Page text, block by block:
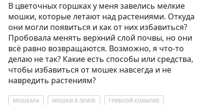
В цветочных горшках у меня завелись мелкие
мошки, которые летают над растениями. Откуда
они могли появиться и как от них избавиться?
Пробовала менять верхний слой почвы, но они
всё равно возвращаются. Возможно, я что-то
делаю не так? Какие есть способы или средства,
чтобы избавиться от мошек навсегда и не
навредить растениям?
МОШКАРА МОШКИ-В-ЗЕМЛЕ
ГРИБНОЙ-КОМАРИК